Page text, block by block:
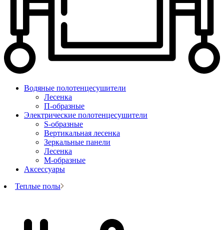
Водяные полотенцесушители
Лесенка
П-образные
Электрические полотенцесушители
S-образные
Вертикальная лесенка
Зеркальные панели
Лесенка
М-образные
Аксессуары
Теплые полы